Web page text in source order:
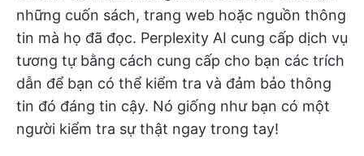
những cuốn sách, trang web hoặc nguồn thông
tin mà họ đã đọc. Perplexity AI cung cấp dịch vụ
tương tự bằng cách cung cấp cho bạn các trích
dẫn để bạn có thể kiểm tra và đảm bảo thông
tin đó đáng tin cậy. Nó giống như bạn có một
người kiểm tra sự thật ngay trong tay!